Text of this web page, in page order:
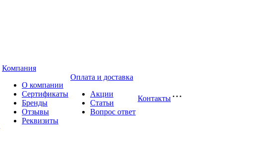
Компания
О компании
Сертификаты
Бренды
Отзывы
Реквизиты
Оплата и доставка
Акции
Статьи
Вопрос ответ
Контакты